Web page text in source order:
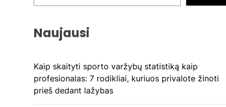
Naujausi
Kaip skaityti sporto varžybų statistiką kaip
profesionalas: 7 rodikliai, kuriuos privalote žinoti
prieš dedant lažybas